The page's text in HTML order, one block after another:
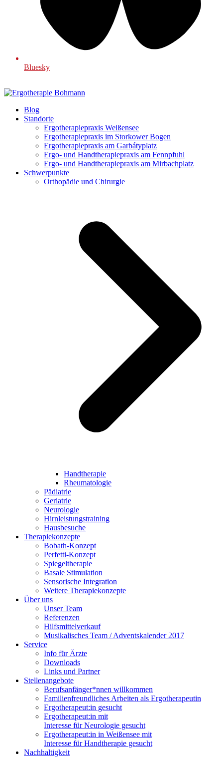
Bluesky
Blog
Standorte
Ergotherapiepraxis Weißensee
Ergotherapiepraxis im Storkower Bogen
Ergotherapiepraxis am Garbátyplatz
Ergo- und Handtherapiepraxis am Fennpfuhl
Ergo- und Handtherapiepraxis am Mirbachplatz
Schwerpunkte
Orthopädie und Chirurgie
Handtherapie
Rheumatologie
Pädiatrie
Geriatrie
Neurologie
Hirnleistungstraining
Hausbesuche
Therapiekonzepte
Bobath-Konzept
Perfetti-Konzept
Spiegeltherapie
Basale Stimulation
Sensorische Integration
Weitere Therapiekonzepte
Über uns
Unser Team
Referenzen
Hilfsmittelverkauf
Musikalisches Team / Adventskalender 2017
Service
Info für Ärzte
Downloads
Links und Partner
Stellenangebote
Berufsanfänger*nnen willkommen
Familienfreundliches Arbeiten als Ergotherapeutin
Ergotherapeut:in gesucht
Ergotherapeut:in mit
Interesse für Neurologie gesucht
Ergotherapeut:in in Weißensee mit
Interesse für Handtherapie gesucht
Nachhaltigkeit